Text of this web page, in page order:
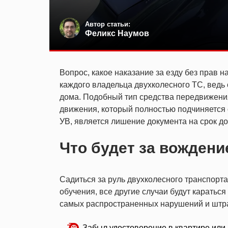
Автор статьи:
Феликс Наумов
Вопрос, какое наказание за езду без прав
каждого владельца двухколесного ТС,
дома. Подобный тип средства
движения, который полностью
УВ, является лишение документа на срок
Что будет за
Садиться за руль двухколесного
обучения, все другие случаи будут
самых распространенных нарушений и